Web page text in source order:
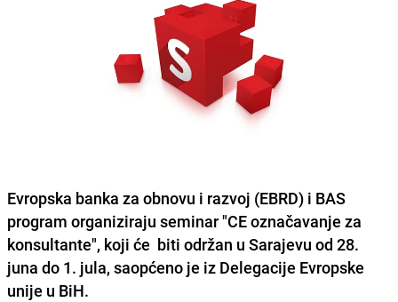
Evropska banka za obnovu i razvoj (EBRD) i BAS
program organiziraju seminar "CE označavanje za
konsultante", koji će biti održan u Sarajevu od 28.
juna do 1. jula, saopćeno je iz Delegacije Evropske
unije u BiH.